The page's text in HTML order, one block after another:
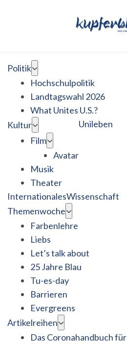
Politik
Hochschulpolitik
Landtagswahl 2026
What Unites U.S.?
Kultur
Film
Avatar
Musik
Theater
Unileben
InternationalesWissenschaft
Themenwoche
Farbenlehre
Liebs
Let’s talk about
25 Jahre Blau
Tu-es-day
Barrieren
Evergreens
Artikelreihen
Das Coronahandbuch für